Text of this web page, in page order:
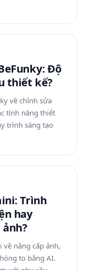
Độ
thiết kế?
về chỉnh sửa
tính năng thiết
trình sáng tạo
Trình
hay
về nâng cấp ảnh,
to bằng AI.